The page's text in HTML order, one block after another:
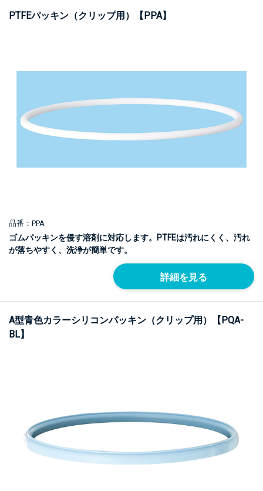
PTFEパッキン（クリップ用）【PPA】
品番：PPA
ゴムパッキンを侵す溶剤に対応します。PTFEは汚れにくく、汚れ
が落ちやすく、洗浄が簡単です。
詳細を見る
A型青色カラーシリコンパッキン（クリップ用）【PQA-
BL】